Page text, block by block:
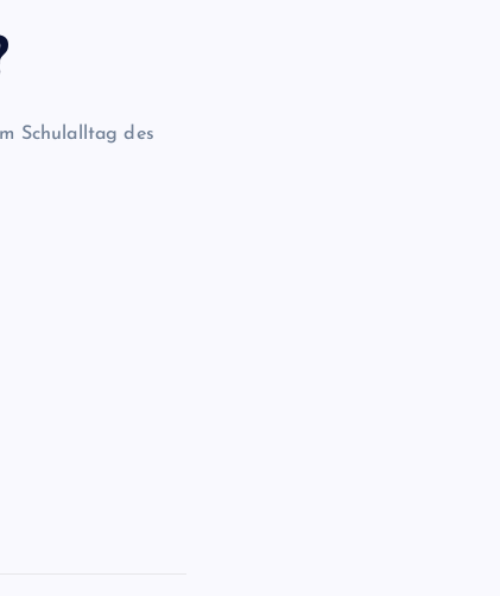
Schulalltag des